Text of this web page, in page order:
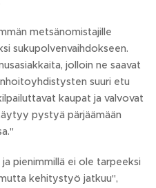
metsänomistajille
sukupolvenvaihdokseen.
jolloin ne saavat
suuri etu
kaupat ja valvovat
pystyä pärjäämään
ja pienimmillä ei ole tarpeeksi
kehitystyö jatkuu",